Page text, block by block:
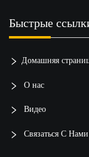
Быстрые
Домашняя
О нас
Видео
Связаться С Нами